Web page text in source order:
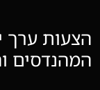
הצעות ערך
המהנדסים